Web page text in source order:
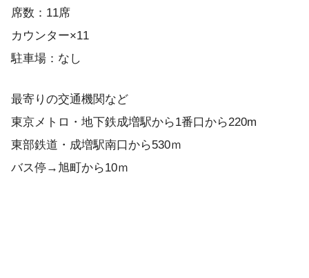
席数：11席
カウンター×11
駐車場：なし
最寄りの交通機関など
東京メトロ・地下鉄成増駅から1番口から220m
東部鉄道・成増駅南口から530ｍ
バス停→旭町から10ｍ